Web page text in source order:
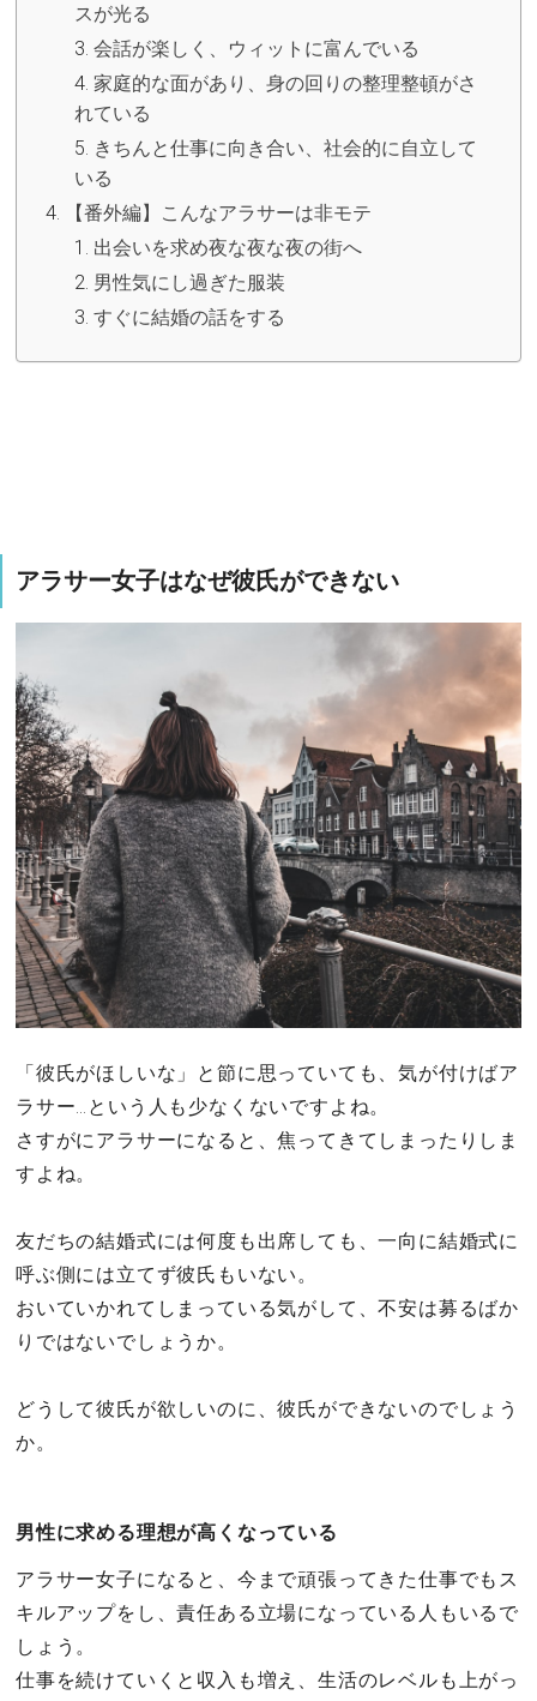
スが光る
会話が楽しく、ウィットに富んでいる
家庭的な面があり、身の回りの整理整頓がさ
れている
きちんと仕事に向き合い、社会的に自立して
いる
【番外編】こんなアラサーは非モテ
出会いを求め夜な夜な夜の街へ
男性気にし過ぎた服装
すぐに結婚の話をする
アラサー女子はなぜ彼氏ができない
「彼氏がほしいな」と節に思っていても、気が付けばア
ラサー…という人も少なくないですよね。
さすがにアラサーになると、焦ってきてしまったりしま
すよね。
友だちの結婚式には何度も出席しても、一向に結婚式に
呼ぶ側には立てず彼氏もいない。
おいていかれてしまっている気がして、不安は募るばか
りではないでしょうか。
どうして彼氏が欲しいのに、彼氏ができないのでしょう
か。
男性に求める理想が高くなっている
アラサー女子になると、今まで頑張ってきた仕事でもス
キルアップをし、責任ある立場になっている人もいるで
しょう。
仕事を続けていくと収入も増え、生活のレベルも上がっ